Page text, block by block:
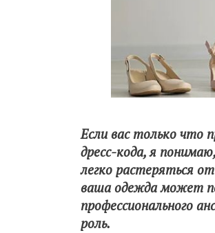
Если вас только что
дресс-кода, я
легко растеряться
ваша одежда может
профессионального
роль.